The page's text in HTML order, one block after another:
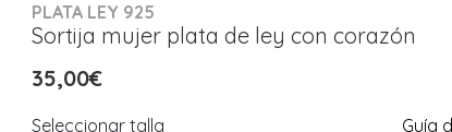
PLATA LEY 925
Sortija mujer plata de ley con corazón
35,00€
Seleccionar talla Guía